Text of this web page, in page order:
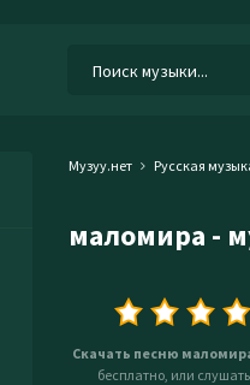
Музуу.нет Русская
маломира -
Скачать песню
бесплатно, или